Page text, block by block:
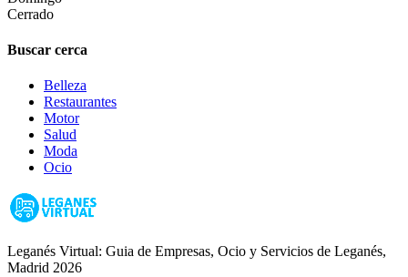
Cerrado
Buscar cerca
Belleza
Restaurantes
Motor
Salud
Moda
Ocio
Leganés Virtual: Guia de Empresas, Ocio y Servicios de Leganés,
Madrid 2026